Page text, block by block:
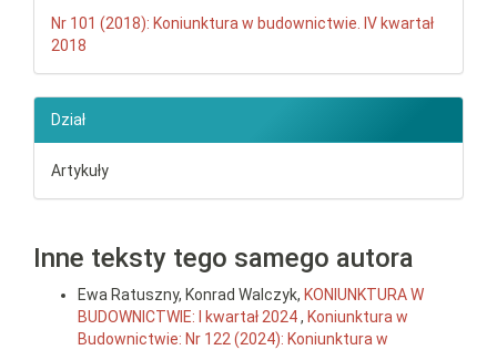
Nr 101 (2018): Koniunktura w budownictwie. IV kwartał
2018
Dział
Artykuły
Inne teksty tego samego autora
Ewa Ratuszny, Konrad Walczyk, KONIUNKTURA W
BUDOWNICTWIE: I kwartał 2024, Koniunktura w
Budownictwie: Nr 122 (2024): Koniunktura w